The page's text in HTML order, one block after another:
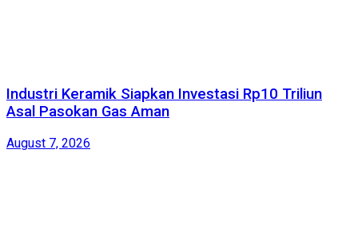
Industri Keramik Siapkan Investasi Rp10 Triliun
Asal Pasokan Gas Aman
August 7, 2026